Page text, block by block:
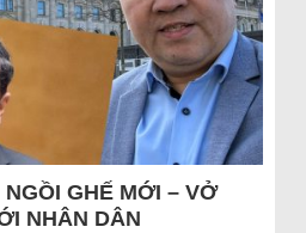
GHẾ MỚI – VỞ
NHÂN DÂN